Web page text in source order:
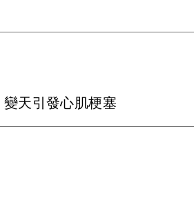
天引發心肌梗塞